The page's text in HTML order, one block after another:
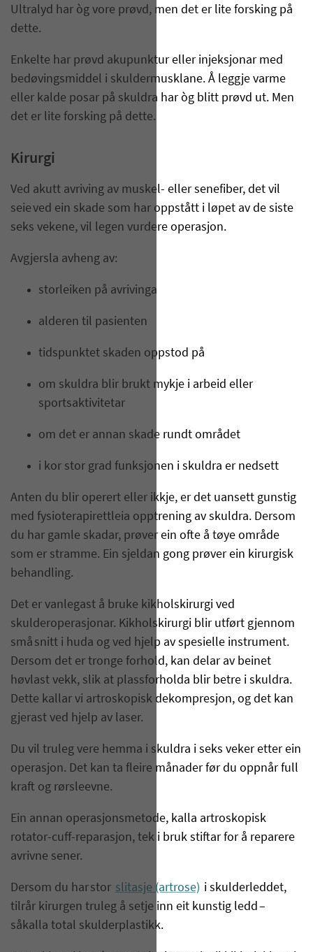
Ultralyd har òg vore prøvd, men det er lite forsking på
dette.
Enkelte har prøvd akupunktur eller injeksjonar med
bedøvingsmiddel i skuldermusklane. Å leggje varme
eller kalde posar på skuldra har òg blitt prøvd ut. Men
det er lite forsking på dette.
Kirurgi
Ved akutt avriving av muskel- eller senefiber, det vil
seie ved ein skade som har oppstått i løpet av de siste
seks vekene, vil legen vurdere operasjon.
Avgjersla avheng av:
storleiken på avrivinga
alderen til pasienten
tidspunktet skaden oppstod på
om skuldra blir brukt mykje i arbeid eller
sportsaktivitetar
om det er annan skade rundt området
i kor stor grad funksjonen i skuldra er nedsett
Anten du blir operert eller ikkje, er det uansett gunstig
med fysioterapirettleia opptrening av skuldra. Dersom
du har gamle skadar, prøver ein ofte å tøye område
som er stramme. Ein sjeldan gong prøver ein kirurgisk
behandling.
Det er vanlegast å bruke kikholskirurgi ved
skulderoperasjonar. Kikholskirurgi blir utført gjennom
små snitt i huda og ved hjelp av spesielle instrument.
Dersom det er tronge forhold, kan delar av beinet
høvlast vekk, slik at plassforholda blir betre i skuldra.
Dette kallar vi artroskopisk dekompresjon, og det kan
gjerast ved hjelp av laser.
Du vil truleg vere hemma i skuldra i seks veker etter ein
operasjon. Det kan ta fleire månader før du oppnår full
kraft og rørsleevne.
Ein annan operasjonsmetode, kalla artroskopisk
rotator-cuff-reparasjon, tek i bruk stiftar for å reparere
avrivne sener.
Dersom du har stor slitasje (artrose) i skulderleddet,
tilrår kirurgen truleg å setje inn eit kunstig ledd –
såkalla total skulderplastikk.